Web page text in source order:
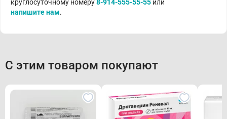
круглосуточному номеру8-914-555-55-55 или
напишите нам.
С этим товаром покупают